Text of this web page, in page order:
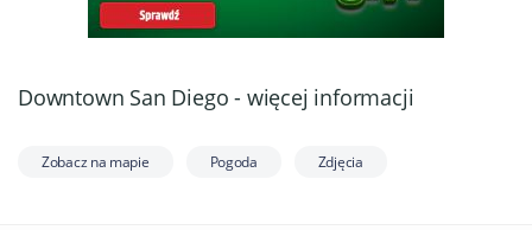
Downtown San Diego - więcej informacji
Zobacz na mapie Pogoda Zdjęcia